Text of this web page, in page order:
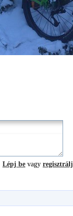
Lépj be vagy regisztrálj